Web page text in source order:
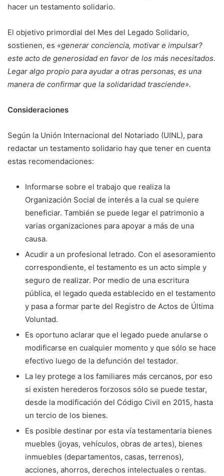
hacer un testamento solidario.
El objetivo primordial del Mes del Legado Solidario,
sostienen, es «generar conciencia, motivar e impulsar?
este acto de generosidad en favor de los más necesitados.
Legar algo propio para ayudar a otras personas, es una
manera de confirmar que la solidaridad trasciende».
Consideraciones
Según la Unión Internacional del Notariado (UINL), para
redactar un testamento solidario hay que tener en cuenta
estas recomendaciones:
Informarse sobre el trabajo que realiza la
Organización Social de interés a la cual se quiere
beneficiar. También se puede legar el patrimonio a
varias organizaciones para apoyar a más de una
causa.
Acudir a un profesional letrado. Con el asesoramiento
correspondiente, el testamento es un acto simple y
seguro de realizar. Por medio de una escritura
pública, el legado queda establecido en el testamento
y pasa a formar parte del Registro de Actos de Última
Voluntad.
Es oportuno aclarar que el legado puede anularse o
modificarse en cualquier momento y que sólo se hace
efectivo luego de la defunción del testador.
La ley protege a los familiares más cercanos, por eso
si existen herederos forzosos sólo se puede testar,
desde la modificación del Código Civil en 2015, hasta
un tercio de los bienes.
Es posible destinar por esta vía testamentaria bienes
muebles (joyas, vehículos, obras de artes), bienes
inmuebles (departamentos, casas, terrenos),
acciones, ahorros, derechos intelectuales o rentas.